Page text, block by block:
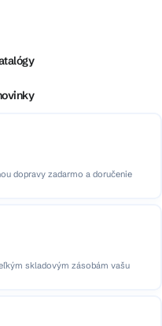
dopravy zadarmo a doručenie
skladovým zásobám vašu